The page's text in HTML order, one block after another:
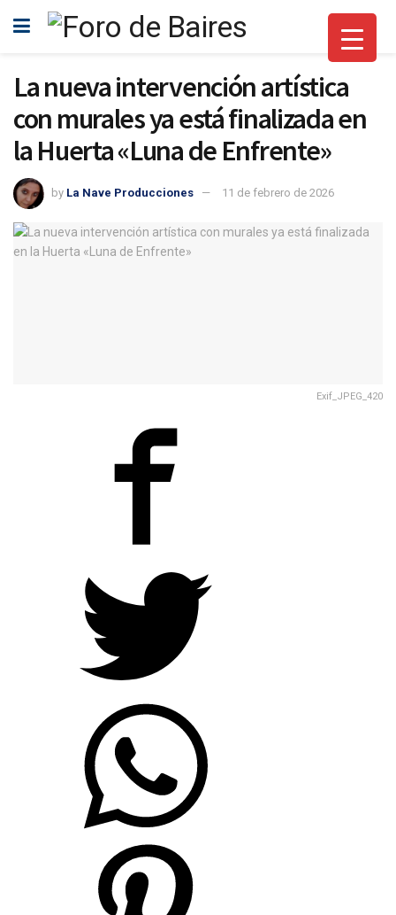
La nueva intervención artística
con murales ya está finalizada en
la Huerta «Luna de Enfrente»
by La Nave Producciones 11 de febrero de 2026
Exif_JPEG_420